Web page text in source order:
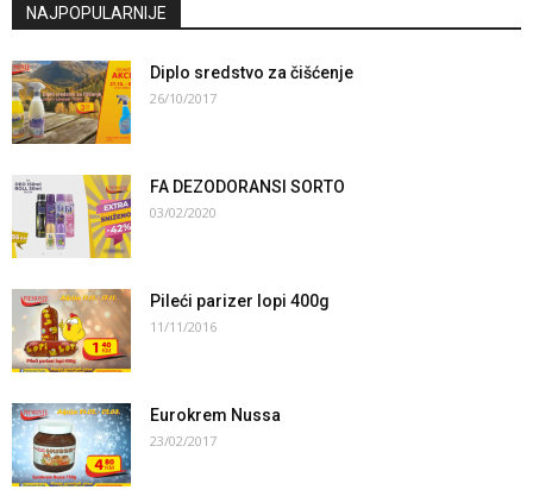
NAJPOPULARNIJE
Diplo sredstvo za čišćenje
26/10/2017
FA DEZODORANSI SORTO
03/02/2020
Pileći parizer lopi 400g
11/11/2016
Eurokrem Nussa
23/02/2017